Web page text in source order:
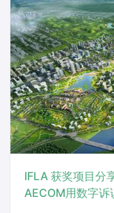
IFLA 获奖项目分
AECOM用数字诉